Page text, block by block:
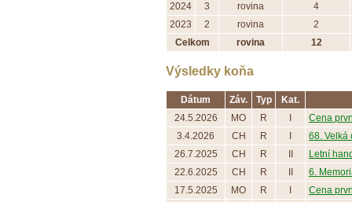
2024
3 rovina
4
2023
2 rovina
2
Celkom
rovina 12
Výsledky koňa
Dátum Záv. Typ
Kat.
24.5.2026
MO R
Cena
3.4.2026
CH R
68. Velká
26.7.2025
CH R
Letní
22.6.2025
CH R
6.
17.5.2025
MO R
Cena